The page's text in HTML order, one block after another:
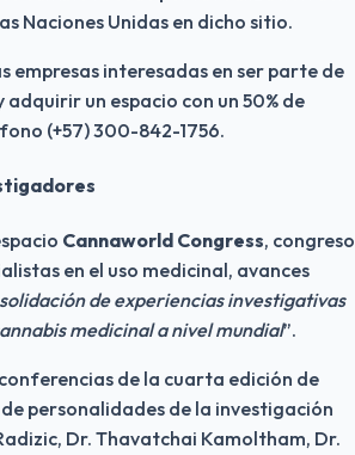
Naciones Unidas en dicho sitio.
empresas interesadas en ser parte de
un espacio con un 50% de
(+57) 300-842-1756.
Cannaworld Congress, congreso
en el uso medicinal, avances
de experiencias investigativas
medicinal a nivel mundial”.
personalidades de la investigación
Dr. Thavatchai Kamoltham, Dr.